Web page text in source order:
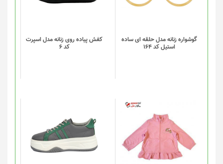
گوشواره زنانه مدل حلقه ای ساده
استیل کد 164
مختلفی
گزینه
ها
محصول
انتخاب
شوند
کفش پیاده روی زنانه مدل اسپرت
کد 6
محصول
دارای
انواع
مختلفی